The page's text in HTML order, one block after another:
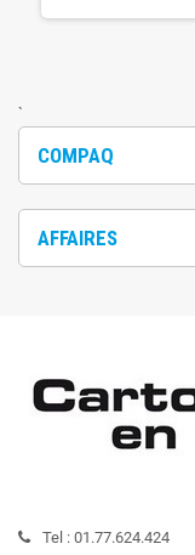
`
COMPAQ
AFFAIRES
Tel : 01.77.624.424